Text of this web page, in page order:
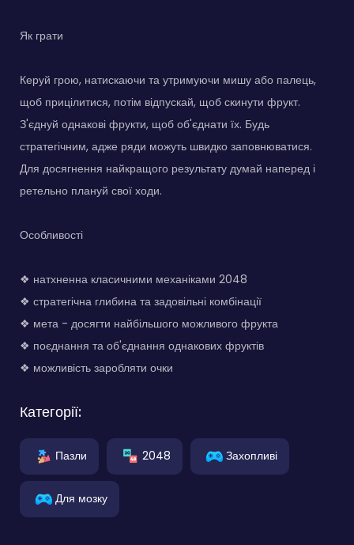
Як грати
Керуй грою, натискаючи та утримуючи мишу або палець,
щоб прицілитися, потім відпускай, щоб скинути фрукт.
З'єднуй однакові фрукти, щоб об'єднати їх. Будь
стратегічним, адже ряди можуть швидко заповнюватися.
Для досягнення найкращого результату думай наперед і
ретельно плануй свої ходи.
Особливості
❖ натхненна класичними механіками 2048
❖ стратегічна глибина та задовільні комбінації
❖ мета - досягти найбільшого можливого фрукта
❖ поєднання та об'єднання однакових фруктів
❖ можливість заробляти очки
Категорії:
Пазли 2048 Захопливі
Для мозку